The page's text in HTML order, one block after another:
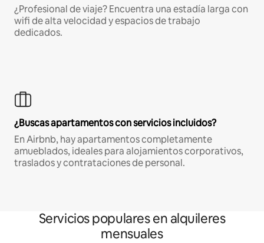
¿Profesional de viaje? Encuentra una estadía larga con
wifi de alta velocidad y espacios de trabajo
dedicados.
¿Buscas apartamentos con servicios incluidos?
En Airbnb, hay apartamentos completamente
amueblados, ideales para alojamientos corporativos,
traslados y contrataciones de personal.
Servicios populares en alquileres
mensuales